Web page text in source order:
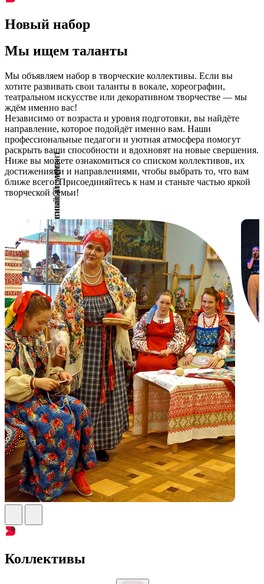
Новый набор
Мы ищем таланты
Мы объявляем набор в творческие коллективы. Если вы
хотите развивать свои таланты в вокале, хореографии,
театральном искусстве или декоративном творчестве — мы
ждём именно вас!
Независимо от возраста и уровня подготовки, вы найдёте
направление, которое подойдёт именно вам. Наши
профессиональные педагоги и уютная атмосфера помогут
раскрыть ваши способности и вдохновят на новые свершения.
Ниже вы можете ознакомиться со списком коллективов, их
достижениями и направлениями, чтобы выбрать то, что вам
ближе всего. Присоединяйтесь к нам и станьте частью яркой
творческой семьи!
Коллективы